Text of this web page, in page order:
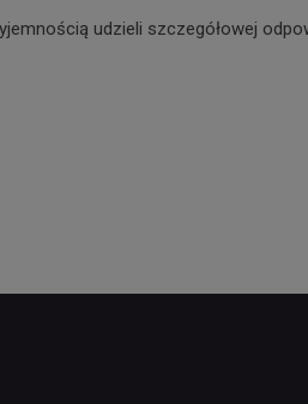
udzieli szczegółowej